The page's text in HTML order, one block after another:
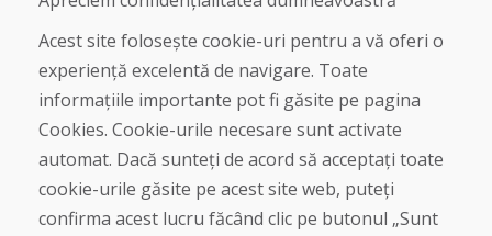
Magazin
Contact
Cumpărare
Magazin online
Livrare și plată
Plângere
Retur și schimb de mărfuri
Acest site folosește cookie-uri pentru a vă oferi o
experiență excelentă de navigare. Toate
informațiile importante pot fi găsite pe pagina
Cookies. Cookie-urile necesare sunt activate
automat. Dacă sunteți de acord să acceptați toate
cookie-urile găsite pe acest site web, puteți
confirma acest lucru făcând clic pe butonul „Sunt